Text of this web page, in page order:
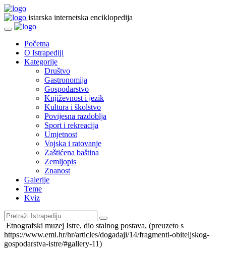
istarska internetska enciklopedija
Početna
O Istrapediji
Kategorije
Društvo
Gastronomija
Gospodarstvo
Književnost i jezik
Kultura i školstvo
Povijesna razdoblja
Sport i rekreacija
Umjetnost
Vojska i ratovanje
Zaštićena baština
Zemljopis
Znanost
Galerije
Teme
Kviz
Etnografski muzej Istre, dio stalnog postava, (preuzeto s
https://www.emi.hr/hr/articles/dogadaji/14/fragmenti-obiteljskog-
gospodarstva-istre/#gallery-11)